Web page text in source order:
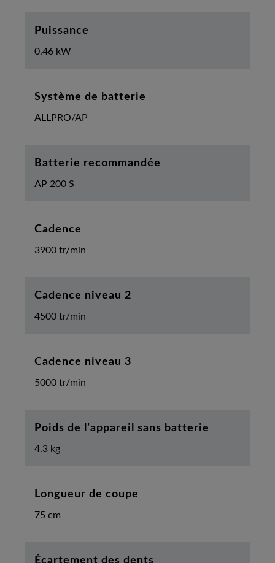
Puissance
0.46 kW
Système de batterie
ALLPRO/AP
Batterie recommandée
AP 200 S
Cadence
3900 tr/min
Cadence niveau 2
4500 tr/min
Cadence niveau 3
5000 tr/min
Poids de l’appareil sans batterie
4.3 kg
Longueur de coupe
75 cm
Écartement des dents